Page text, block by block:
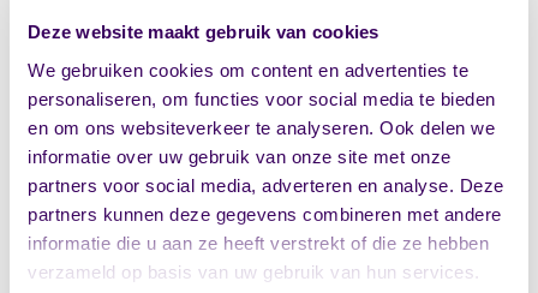
Deze website maakt gebruik van cookies
We gebruiken cookies om content en advertenties te
personaliseren, om functies voor social media te bieden
en om ons websiteverkeer te analyseren. Ook delen we
informatie over uw gebruik van onze site met onze
partners voor social media, adverteren en analyse. Deze
partners kunnen deze gegevens combineren met andere
informatie die u aan ze heeft verstrekt of die ze hebben
verzameld op basis van uw gebruik van hun services.
Registraties en formulieren
HKZ vereist aantoonbare registraties van
incidenten, klachten, audits en verbeteracties.
Ook personeelsdossiers met
opleidingsregistraties en bevoegdheden vallen
hieronder.
Evaluatiedocumenten